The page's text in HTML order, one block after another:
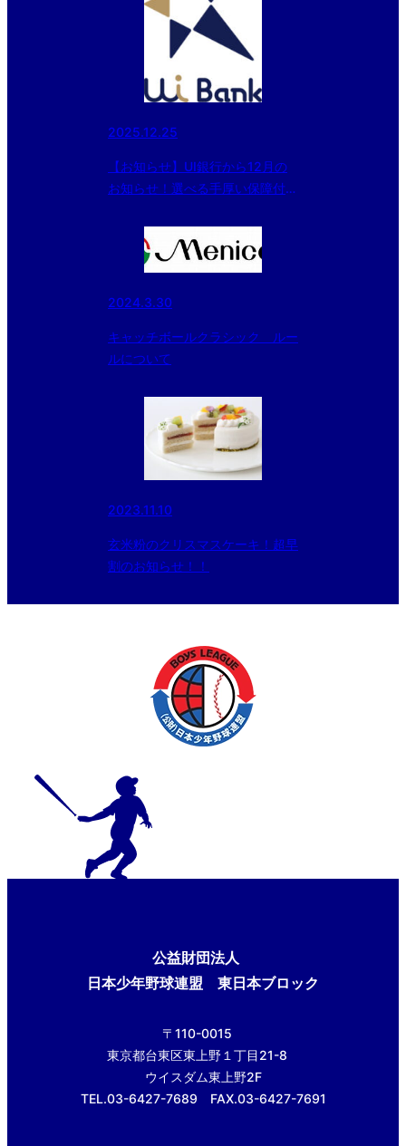
2025.12.25
【お知らせ】UI銀行から12月の
お知らせ！選べる手厚い保障付
2024.3.30
キャッチボールクラシック ルー
ルについて
2023.11.10
玄米粉のクリスマスケーキ！超早
割のお知らせ！！
公益財団法人
日本少年野球連盟 東日本ブロック
〒110-0015
東京都台東区東上野１丁目21-8
ウイスダム東上野2F
TEL.03-6427-7689 FAX.03-6427-7691